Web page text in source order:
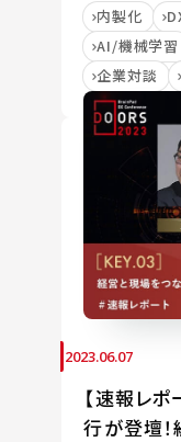
内製化
AI/機械学習
企業対談
2023.06.07
【速報レポ
行が登壇